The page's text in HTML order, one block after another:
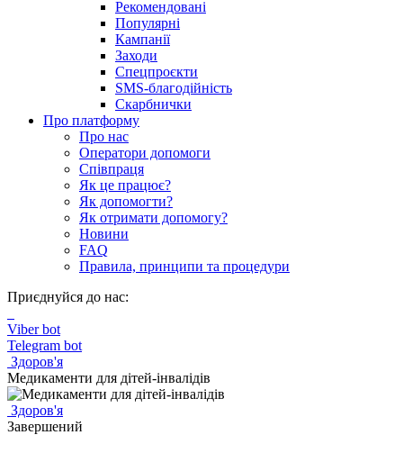
Рекомендовані
Популярні
Кампанії
Заходи
Спецпроєкти
SMS-благодійність
Скарбнички
Про платформу
Про нас
Оператори допомоги
Співпраця
Як це працює?
Як допомогти?
Як отримати допомогу?
Новини
FAQ
Правила, принципи та процедури
Приєднуйся до нас:
Viber bot
Telegram bot
Здоров'я
Медикаменти для дітей-інвалідів
Здоров'я
Завершений